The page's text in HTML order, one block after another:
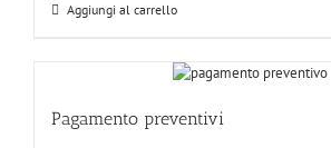
Aggiungi al carrello
Pagamento preventivi